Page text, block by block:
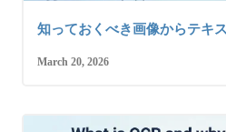
知っておくべき画像からテキ
March 20, 2026